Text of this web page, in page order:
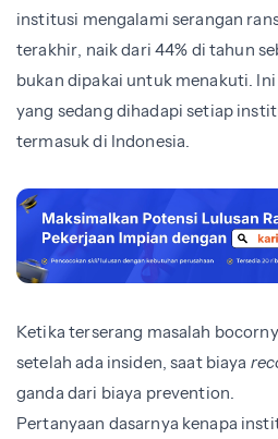
institusi mengalami serangan
terakhir, naik dari 44% di tahun
bukan dipakai untuk menakuti.
yang sedang dihadapi setiap
termasuk di Indonesia.
Ketika terserang masalah
setelah ada insiden, saat biaya
ganda dari biaya prevention.
Pertanyaan dasarnya kenapa